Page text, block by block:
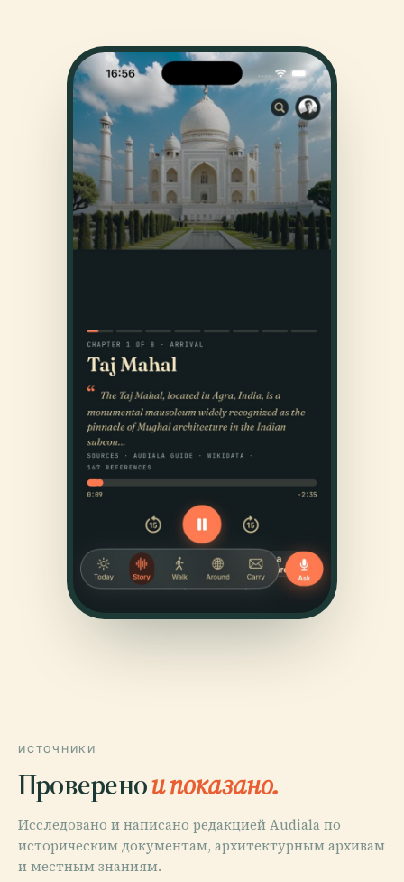
ИСТОЧНИКИ
Проверенои показано.
Исследовано и написано редакцией Audiala по
историческим документам, архитектурным архивам
и местным знаниям.